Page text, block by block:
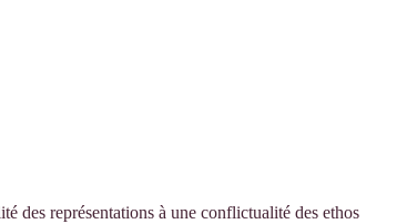
des représentations à une conflictualité des ethos